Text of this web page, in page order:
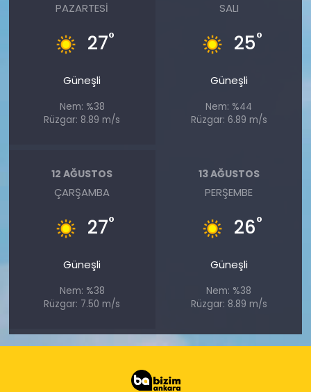
PAZARTESI
27°
Güneşli
Nem: %38
Rüzgar: 8.89 m/s
SALI
25°
Güneşli
Nem: %44
Rüzgar: 6.89 m/s
12 AĞUSTOS
ÇARŞAMBA
27°
Güneşli
Nem: %38
Rüzgar: 7.50 m/s
13 AĞUSTOS
PERŞEMBE
26°
Güneşli
Nem: %38
Rüzgar: 8.89 m/s